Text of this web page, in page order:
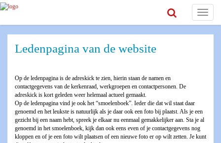
Toggle
Ledenpagina van de website
Op de ledenpagina is de adreskick te zien, hierin staan de namen en
contactgegevens van de kerkenraad, werkgroepen en contactpersonen. De
adreskick is kort geleden weer helemaal actueel gemaakt.
Op de ledenpagina vind je ook het “smoelenboek”. Ieder die dat wil staat daar
genoemd en het leukste is natuurlijk als je daar ook een foto bij plaatst. Als je een
gezicht bij een naam hebt, spreek je elkaar nu eenmaal gemakkelijker aan. Sta je al
genoemd in het smoelenboek, kijk dan ook eens even of je contactgegevens nog
kloppen en of je een foto wilt plaatsen of een nieuwe foto er op wilt zetten. Je kunt